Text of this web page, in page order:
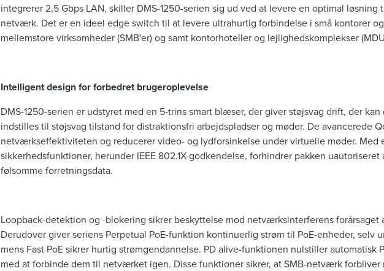
integrerer 2,5 Gbps LAN, skiller DMS-1250-serien sig ud ved at levere en optimal løsning
netværk. Det er en ideel edge switch til at levere ultrahurtig forbindelse i små kontorer
mellemstore virksomheder (SMB'er) og samt kontorhoteller og lejlighedskomplekser
Intelligent design for forbedret brugeroplevelse
DMS-1250-serien er udstyret med en 5-trins smart blæser, der giver støjsvag drift, der
indstilles til støjsvag tilstand for distraktionsfri arbejdspladser og møder. De avancerede
netværkseffektiviteten og reducerer video- og lydforsinkelse under virtuelle møder.
sikkerhedsfunktioner, herunder IEEE 802.1X-godkendelse, forhindrer pakken
følsomme forretningsdata.
Loopback-detektion og -blokering sikrer beskyttelse mod netværksinterferens forårsaget
Derudover giver seriens Perpetual PoE-funktion kontinuerlig strøm til PoE-enheder, selv
mens Fast PoE sikrer hurtig strømgendannelse. PD alive-funktionen nulstiller automatisk
med at forbinde dem til netværket igen. Disse funktioner sikrer, at SMB-netværk forbliver